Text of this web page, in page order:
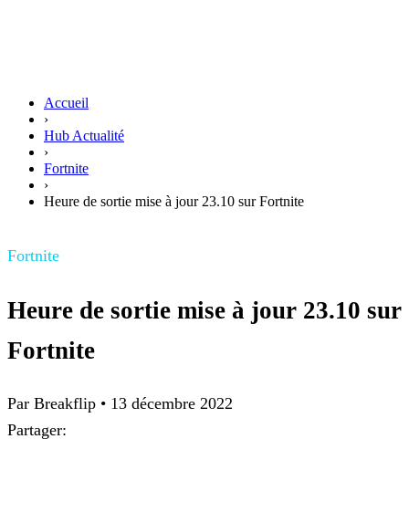
Accueil
›
Hub Actualité
›
Fortnite
›
Heure de sortie mise à jour 23.10 sur Fortnite
Fortnite
Heure de sortie mise à jour 23.10 sur
Fortnite
Par Breakflip • 13 décembre 2022
Partager: